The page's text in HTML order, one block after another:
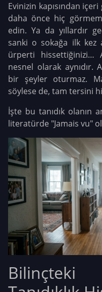
Evinizin kapısından
daha önce hiç
edin. Ya da yıllardır
sanki o sokağa ilk kez
ürperti hissettiğinizi…
nesnel olarak aynıdır.
bir şeyler oturmaz.
söylese de, tam tersini
İşte bu tanıdık olanın
literatürde "Jamais vu"